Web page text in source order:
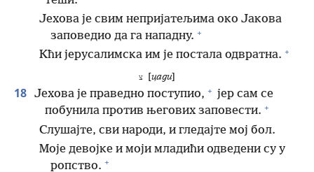
Јехова је свим непријатељима око Јакова
заповедио да га нападну. +
Кћи јерусалимска им је постала одвратна. +
צ цади]
18 Јехова је праведно поступио, + јер сам се
побунила против његових заповести. +
Слушајте, сви народи, и гледајте мој бол.
Моје девојке и моји младићи одведени су у
ропство. +